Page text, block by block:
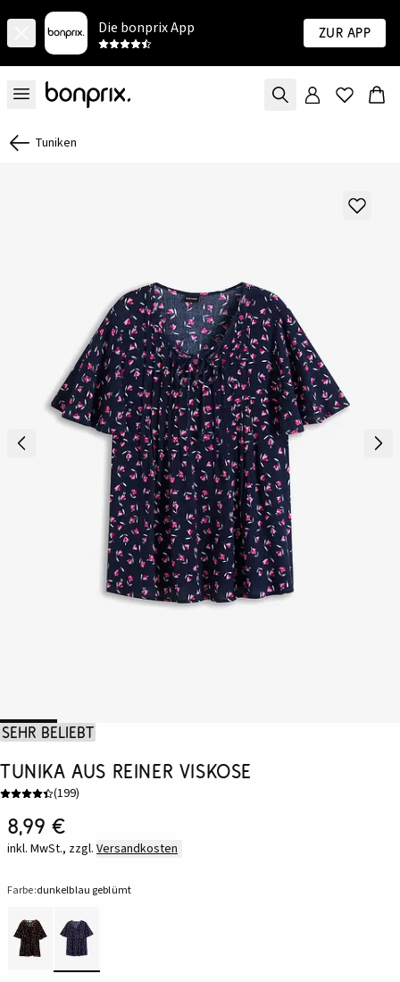
Die bonprix App Zur App
Tuniken
Sehr beliebt
Tunika aus reiner Viskose
(199)
8,99 €
inkl. MwSt., zzgl. Versandkosten
Farbe:dunkelblau geblümt